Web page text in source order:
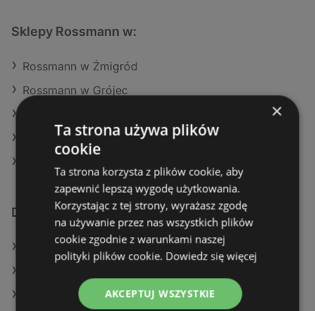
Sklepy Rossmann w:
Rossmann w Żmigród
Rossmann w Grójec
Rossmann w Miastko
Dodatkowe łącza
Oferty Rossmann
Oferty Drogeria Jasmin
×
Ta strona używa plików
cookie
Ta strona korzysta z plików cookie, aby
zapewnić lepszą wygodę użytkowania.
Korzystając z tej strony, wyrażasz zgodę
na używanie przez nas wszystkich plików
cookie zgodnie z warunkami naszej
polityki plików cookie. Dowiedz się więcej
AKCEPTUJ WSZYSTKIE